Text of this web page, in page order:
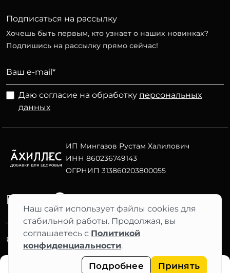
Фильтры
Наш сайт использует файлы cookies для
стабильной работы. Продолжая, вы
соглашаетесь с Политикой
конфиденциальности.
Подробнее Принять
Подписаться на рассылку
Хочешь быть первым, кто узнает о наших новинках?
Подпишись на рассылку прямо сейчас!
Даю согласие на обработку персональных
данных
ИП Мингазов Рустам Халилович
ИНН 860236749143
ОГРНИП 313860203800055
"АХИЛЛЕС" 2012–2026 ©
Разработка сайта Nuts Digital